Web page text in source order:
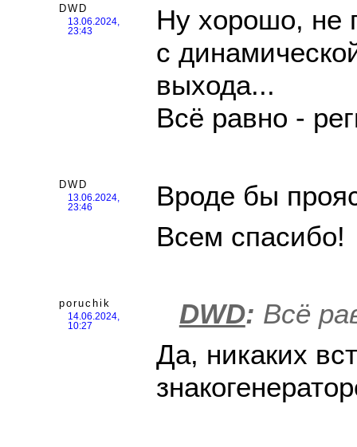
DWD
13.06.2024,
23:43
Ну хорошо, не
с
выхода...
Всё равно -
DWD
13.06.2024,
23:46
Вроде бы
Всем спасибо!
poruchik
14.06.2024,
10:27
DWD: Всё
Да, никаких